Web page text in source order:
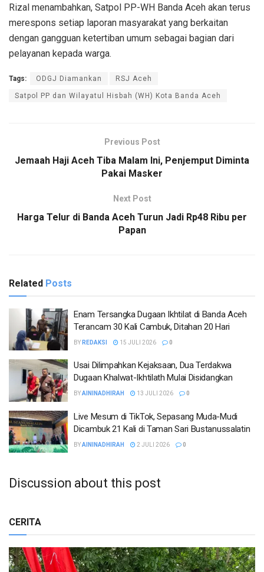
Rizal menambahkan, Satpol PP-WH Banda Aceh akan terus
merespons setiap laporan masyarakat yang berkaitan
dengan gangguan ketertiban umum sebagai bagian dari
pelayanan kepada warga.
Tags: ODGJ Diamankan RSJ Aceh
Satpol PP dan Wilayatul Hisbah (WH) Kota Banda Aceh
Previous Post
Jemaah Haji Aceh Tiba Malam Ini, Penjemput Diminta
Pakai Masker
Next Post
Harga Telur di Banda Aceh Turun Jadi Rp48 Ribu per
Papan
Related Posts
Enam Tersangka Dugaan Ikhtilat di Banda Aceh
Terancam 30 Kali Cambuk, Ditahan 20 Hari
BY REDAKSI 15 JULI 2026 0
Usai Dilimpahkan Kejaksaan, Dua Terdakwa
Dugaan Khalwat-Ikhtilath Mulai Disidangkan
BYAININADHIRAH 13 JULI 2026 0
Live Mesum di TikTok, Sepasang Muda-Mudi
Dicambuk 21 Kali di Taman Sari Bustanussalatin
BYAININADHIRAH 2 JULI 2026 0
Discussion about this post
CERITA